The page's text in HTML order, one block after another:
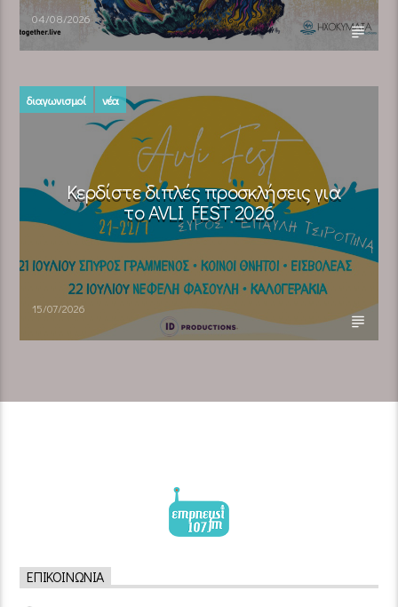
04/08/2026
διαγωνισμοί νέα
Κερδίστε διπλές προσκλήσεις για
το AVLI FEST 2026
15/07/2026
ΕΠΙΚΟΙΝΩΝΊΑ